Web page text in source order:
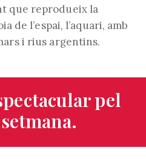
que reprodueix la
de l’espai, l’aquari, amb
i rius argentins.
pel